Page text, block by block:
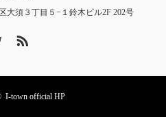
大須３丁目５−１鈴木ビル2F 202号
I-town official HP